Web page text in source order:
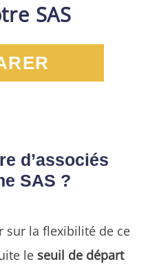
SAS
d’associés
SAS ?
sur la flexibilité de ce
le seuil de départ